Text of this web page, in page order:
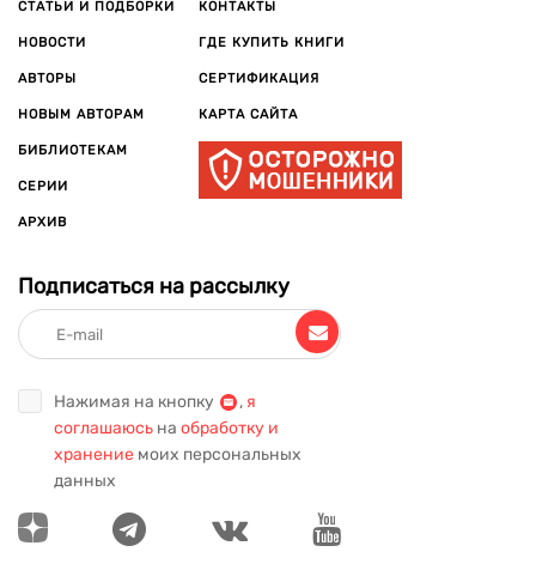
СТАТЬИ И ПОДБОРКИ
НОВОСТИ
АВТОРЫ
НОВЫМ АВТОРАМ
БИБЛИОТЕКАМ
СЕРИИ
АРХИВ
КОНТАКТЫ
ГДЕ КУПИТЬ КНИГИ
СЕРТИФИКАЦИЯ
КАРТА САЙТА
Подписаться на рассылку
Нажимая на кнопку , я
соглашаюсь на обработку и
хранение моих персональных
данных